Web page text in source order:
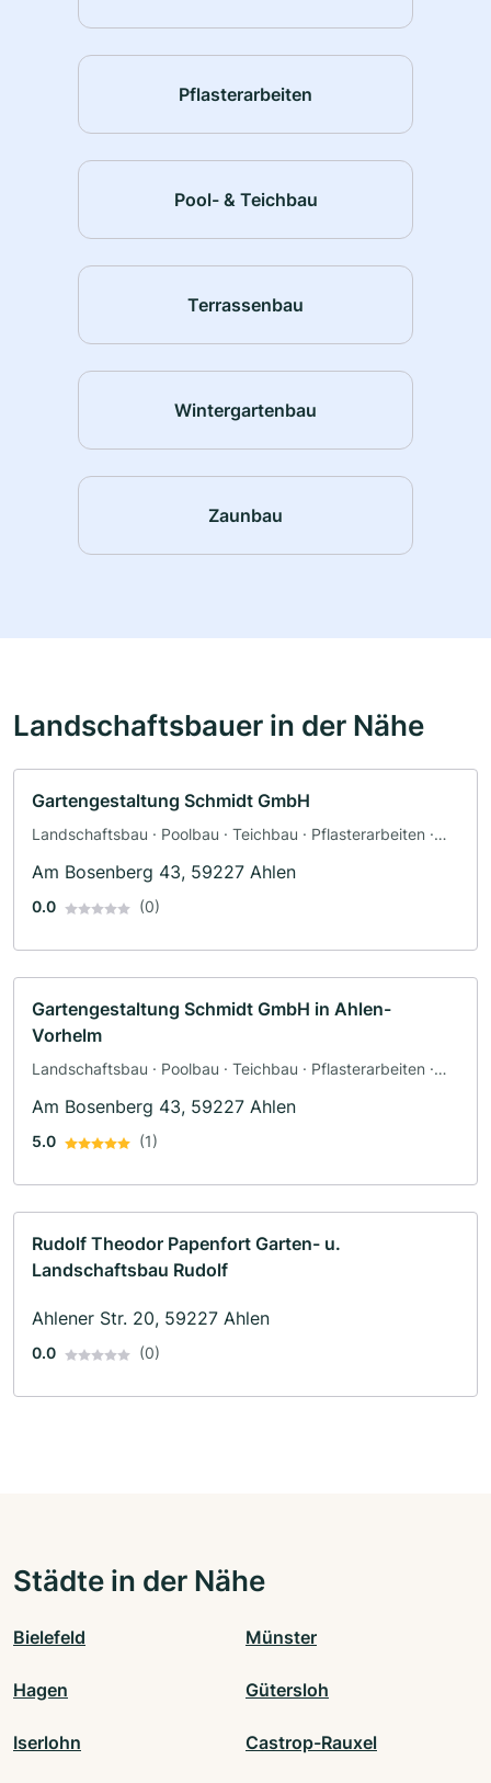
Pflasterarbeiten
Pool- & Teichbau
Terrassenbau
Wintergartenbau
Zaunbau
Landschaftsbauer in der Nähe
Gartengestaltung Schmidt GmbH
Landschaftsbau · Poolbau · Teichbau · Pflasterarbeiten ·
Am Bosenberg 43, 59227 Ahlen
0.0 (0)
Gartengestaltung Schmidt GmbH in Ahlen-
Vorhelm
Landschaftsbau · Poolbau · Teichbau · Pflasterarbeiten ·
Am Bosenberg 43, 59227 Ahlen
5.0 (1)
Rudolf Theodor Papenfort Garten- u.
Landschaftsbau Rudolf
Ahlener Str. 20, 59227 Ahlen
0.0 (0)
Städte in der Nähe
Bielefeld Münster
Hagen Gütersloh
Iserlohn Castrop-Rauxel